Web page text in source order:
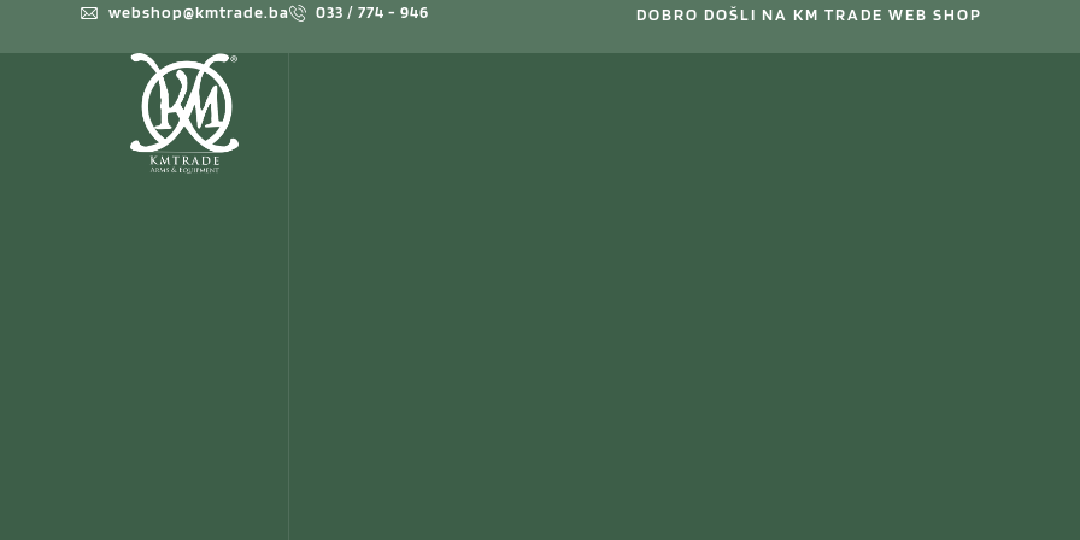
webshop@kmtrade.ba 033 / 774 - 946 DOBRO DOŠLI NA KM TRADE WEB SHOP